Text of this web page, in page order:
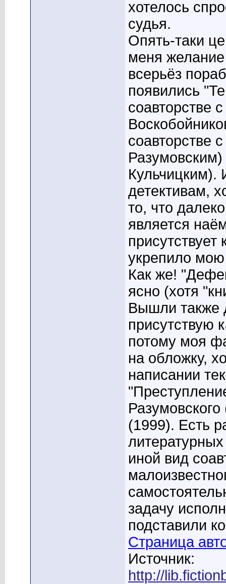
хотелось
судья.
Опять-таки
меня желание
всерьёз
появились
соавторстве
соавторстве
Разумовским)
Кульчицким).
детективам,
то, что
является
укрепило мою
Как же!
ясно (хотя
Вышли также
присутствую
потому моя
на обложку,
написании
Разумовского
(1999). Есть
иной вид
задачу
подставили
Страница
Источник:
http://